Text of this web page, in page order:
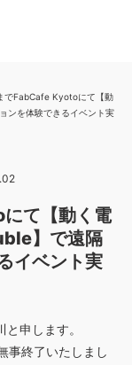
でFabCafe Kyotoにて【動
ンを体験できるイベント実
て【動く電
】で遠隔
イベント実
申します。
事終了いたしまし